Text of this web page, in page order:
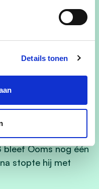
Details tonen
de politiek. Ze
vraagt en hoorden
thuis vertelde.”
een politieke
bleef Ooms nog één
stopte hij met